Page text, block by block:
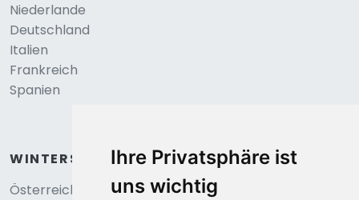
Ihre Privatsphäre ist
uns wichtig
Niederlande
Deutschland
Italien
Frankreich
Spanien
WINTERSPORT
Österreich